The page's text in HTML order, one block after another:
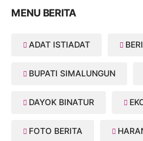
MENU BERITA
ADAT ISTIADAT
BUPATI SIMALUNGUN
DAYOK BINATUR
FOTO BERITA